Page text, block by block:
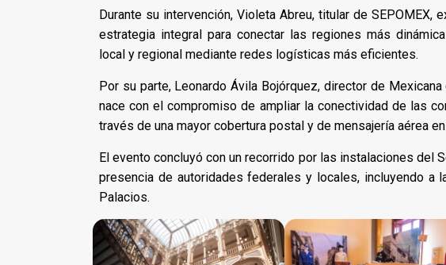
Durante su intervención, Violeta Abreu, titular de SEPOMEX,
estrategia integral para conectar las regiones más
local y regional mediante redes logísticas más eficientes.
Por su parte, Leonardo Ávila Bojórquez, director de
nace con el compromiso de ampliar la conectividad de las
través de una mayor cobertura postal y de mensajería aérea
El evento concluyó con un recorrido por las instalaciones del
presencia de autoridades federales y locales, incluyendo a
Palacios.